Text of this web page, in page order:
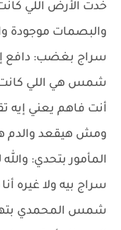
خدت الأرض اللي
والبصمات موجودة
سراج بغضب: دافع
شمس هي اللي كانت
أنت فاهم يعني
ومش هيقعد والدم
المأمور بتحدي:
سراج بيه ولا غيره
شمس المحمدي